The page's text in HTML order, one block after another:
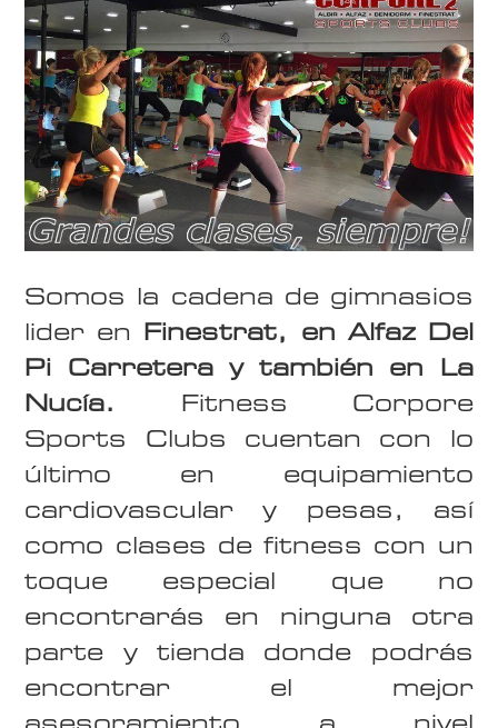
Somos la cadena de gimnasios
lider en Finestrat, en Alfaz Del
Pi Carretera y también en La
Nucía.
Fitness Corpore
Sports Clubs cuentan con lo
último en equipamiento
cardiovascular y pesas, así
como clases de fitness con un
toque especial que no
encontrarás en ninguna otra
parte y tienda donde podrás
encontrar el mejor